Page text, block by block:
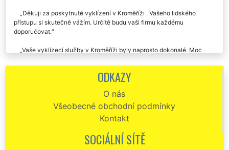
Děkuji za poskytnuté vyklízení v Kroměříži . Vašeho lidského
přístupu si skutečně vážím. Určitě budu vaši firmu každému
doporučovat.
Vaše vyklízecí služby v Kroměříži byly naprosto dokonalé. Moc
finanční situaci. Jsem vám velmi vděčná, moc děkuji.
společnost s názvem EXTRA VYKLÍZENÍ určitě doporučuju.
Pokud budu ještě někdy něco vyklízet v Kroměříži, rozhodně si
opět vyberou vás. Děkuju vám za vaši ochotu, za vaše rady a velmi
ODKAZY
O nás
Všeobecné obchodní podmínky
Kontakt
SOCIÁLNÍ SÍTĚ